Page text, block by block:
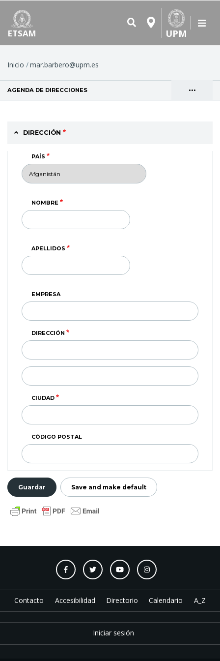
ETSAM UPM
Ruta
de
navegación
Inicio mar.barbero@upm.es
•••
AGENDA DE DIRECCIONES
DIRECCIÓN
PAÍS
NOMBRE
APELLIDOS
EMPRESA
DIRECCIÓN
LINEA)
CIUDAD
CÓDIGO POSTAL
Contacto Accesibilidad Directorio Calendario A_Z
Iniciar sesión